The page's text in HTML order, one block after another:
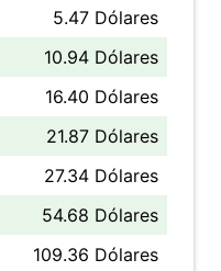
5.47 Dólares
10.94 Dólares
16.40 Dólares
21.87 Dólares
27.34 Dólares
54.68 Dólares
109.36 Dólares